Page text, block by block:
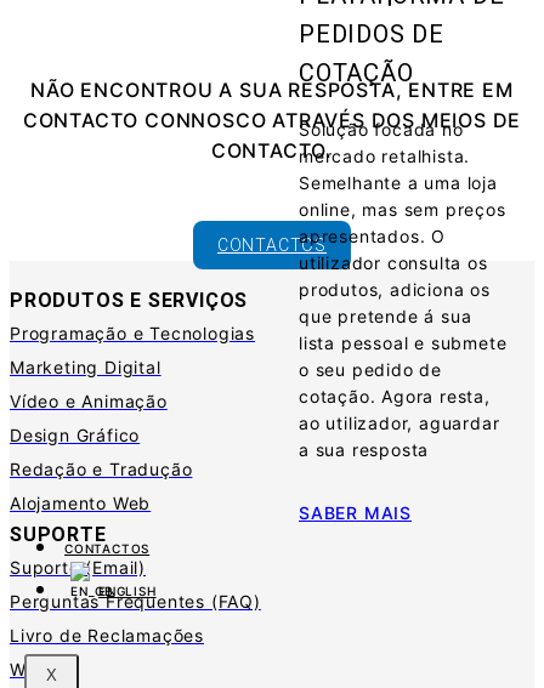
PEDIDOS DE
COTAÇÃO
Solução focada no
mercado retalhista.
Semelhante a uma loja
online, mas sem preços
apresentados. O
utilizador consulta os
produtos, adiciona os
que pretende á sua
lista pessoal e submete
o seu pedido de
cotação. Agora resta,
ao utilizador, aguardar
a sua resposta
SABER MAIS
CONTACTOS
ENGLISH
X
NÃO ENCONTROU A SUA RESPOSTA, ENTRE EM
CONTACTO CONNOSCO ATRAVÉS DOS MEIOS DE
CONTACTO.
CONTACTOS
PRODUTOS E SERVIÇOS
Programação e Tecnologias
Marketing Digital
Vídeo e Animação
Design Gráfico
Redação e Tradução
Alojamento Web
SUPORTE
Suporte (Email)
Perguntas Frequentes (FAQ)
Livro de Reclamações
Whois